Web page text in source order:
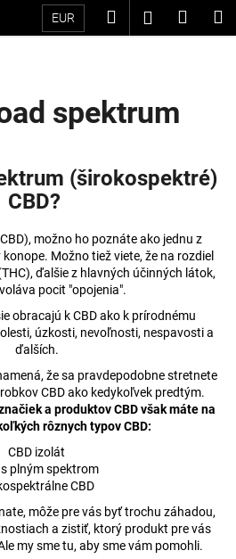
EUR Hľadať
spektrum
(širokospektré)
CBD?
možno ho poznáte ako jednu z
Možno tiež viete, že na rozdiel
ďalšie z hlavných účinných látok,
pocit "opojenia".
obracajú k CBD ako k prírodnému
úzkosti, nevoľnosti, nespavosti a
ďalších.
že sa pravdepodobne stretnete
CBD ako kedykoľvek predtým.
a produktov CBD však máte na
rôznych typov CBD:
CBD izolát
s plným spektrom
CBD
môže pre vás byť trochu záhadou,
a zistiť, ktorý produkt pre vás
my sme tu, aby sme vám pomohli.